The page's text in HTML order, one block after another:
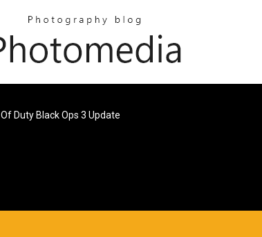
Duty Black Ops 3 Update